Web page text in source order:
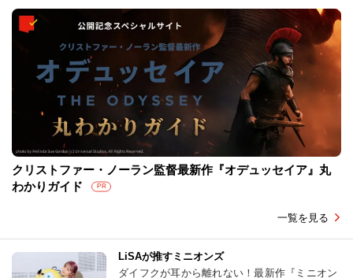
クリストファー・ノーラン監督最新作『オデュッセイア』丸
わかりガイド
PR
一覧を見る
LiSAが推すミニオンズ
ダイフクが耳から離れない！最新作『ミニオン